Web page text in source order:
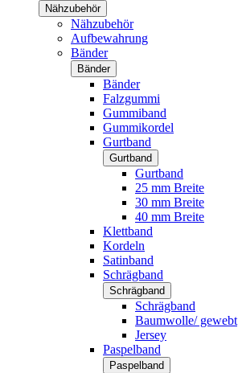
Nähzubehör
Nähzubehör
Aufbewahrung
Bänder
Bänder
Bänder
Falzgummi
Gummiband
Gummikordel
Gurtband
Gurtband
Gurtband
25 mm Breite
30 mm Breite
40 mm Breite
Klettband
Kordeln
Satinband
Schrägband
Schrägband
Schrägband
Baumwolle/ gewebt
Jersey
Paspelband
Paspelband